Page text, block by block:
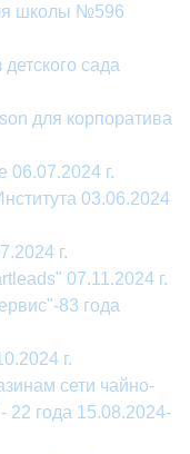
школы №596
сада
для корпоратива
06.07.2024 г.
03.06.2024
г.
07.11.2024 г.
83 года
г.
сети чайно-
22 года 15.08.2024-